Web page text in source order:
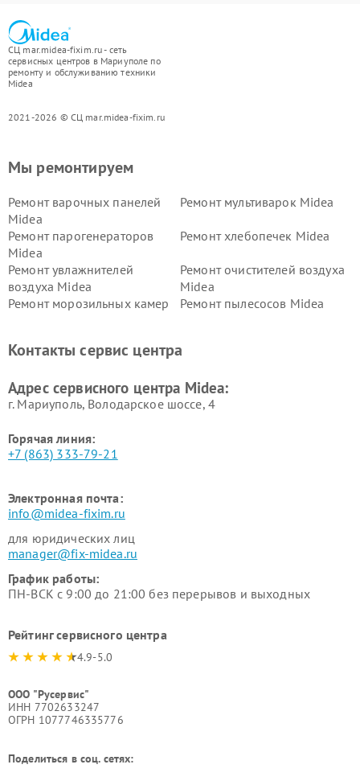
СЦ mar.midea-fixim.ru - сеть
сервисных центров в Мариуполе по
ремонту и обслуживанию техники
Midea
2021-2026 © СЦ mar.midea-fixim.ru
Мы ремонтируем
Ремонт варочных панелей
Midea
Ремонт мультиварок Midea
Ремонт парогенераторов
Midea
Ремонт хлебопечек Midea
Ремонт увлажнителей
воздуха Midea
Ремонт очистителей воздуха
Midea
Ремонт морозильных камер
Ремонт пылесосов Midea
пылесосов Midea
Midea
Контакты сервис центра
Адрес сервисного центра Midea:
г. Мариуполь, Володарское шоссе, 4
Горячая линия:
+7 (863) 333-79-21
Электронная почта:
info@midea-fixim.ru
для юридических лиц
manager@fix-midea.ru
График работы:
ПН-ВСК с 9:00 до 21:00 без перерывов и выходных
Рейтинг сервисного центра
4.9-5.0
ООО "Русервис"
ИНН 7702633247
ОГРН 1077746335776
Поделиться в соц. сетях: